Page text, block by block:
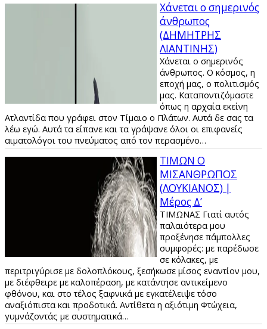
Χάνεται ο σημερινός
άνθρωπος
(ΔΗΜΗΤΡΗΣ
ΛΙΑΝΤΙΝΗΣ)
Χάνεται ο σημερινός
άνθρωπος. Ο κόσμος, η
εποχή μας, ο πολιτισμός
μας. Καταποντιζόμαστε
όπως η αρχαία εκείνη
Ατλαντίδα που γράφει στον Τίμαιο ο Πλάτων. Αυτά δε σας τα
λέω εγώ. Αυτά τα είπανε και τα γράψανε όλοι οι επιφανείς
αιματολόγοι του πνεύματος από τον περασμένο…
ΤΙΜΩΝ Ο
ΜΙΣΑΝΘΡΩΠΟΣ
(ΛΟΥΚΙΑΝΟΣ) |
Μέρος Δ’
ΤΙΜΩΝΑΣ Γιατί αυτός
παλαιότερα μου
προξένησε πάμπολλες
συμφορές: με παρέδωσε
σε κόλακες, με
περιτριγύρισε με δολοπλόκους, ξεσήκωσε μίσος εναντίον μου,
με διέφθειρε με καλοπέραση, με κατάντησε αντικείμενο
φθόνου, και στο τέλος ξαφνικά με εγκατέλειψε τόσο
αναξιόπιστα και προδοτικά. Αντίθετα η αξιότιμη Φτώχεια,
γυμνάζοντάς με συστηματικά…